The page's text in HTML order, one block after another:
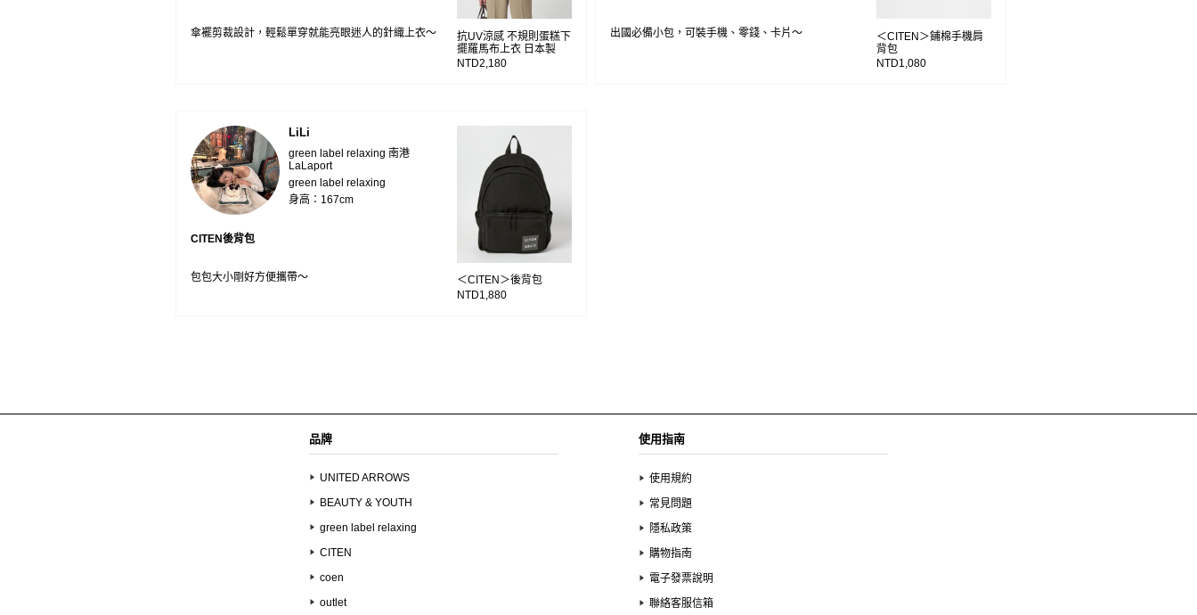
傘襬剪裁設計，輕鬆單穿就能亮眼迷人的針織上衣～
抗UV涼感 不規則蛋糕下
擺羅馬布上衣 日本製
NTD2,180
出國必備小包，可裝手機、零錢、卡片～
＜CITEN＞鋪棉手機肩
背包
NTD1,080
LiLi
green label relaxing 南港
LaLaport
green label relaxing
身高：167cm
CITEN後背包
包包大小剛好方便攜帶～
＜CITEN＞後背包
NTD1,880
品牌
UNITED ARROWS
BEAUTY & YOUTH
green label relaxing
CITEN
coen
outlet
使用指南
使用規約
常見問題
隱私政策
購物指南
電子發票說明
聯絡客服信箱